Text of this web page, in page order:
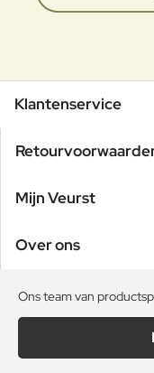
Klantenservice
Mijn Veurst
Over ons
Ons team van